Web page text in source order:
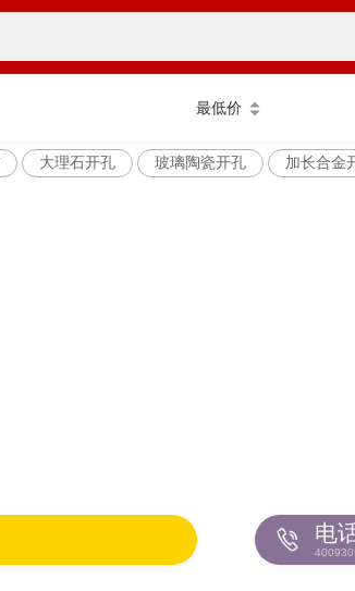
最低价
大理石开孔 玻璃陶瓷开孔 加长合金
电